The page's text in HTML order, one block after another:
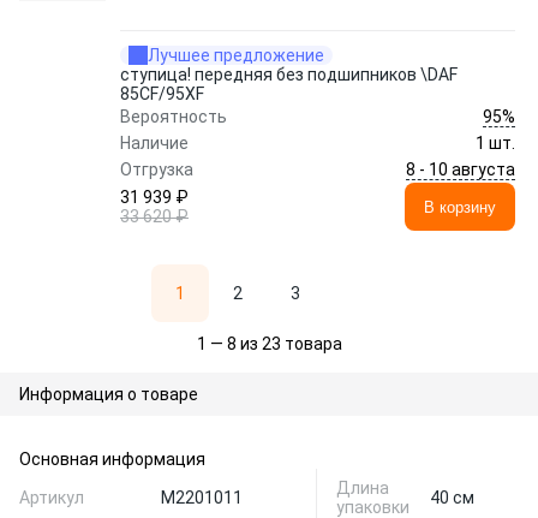
Лучшее предложение
ступица! передняя без подшипников \DAF
85CF/95XF
Вероятность
95%
Наличие
1 шт.
Отгрузка
8 - 10 августа
31 939 ₽
33 620 ₽
В корзину
1 2 3
1 — 8 из 23 товара
Информация о товаре
Основная информация
Артикул
M2201011
Длина
упаковки
40 см